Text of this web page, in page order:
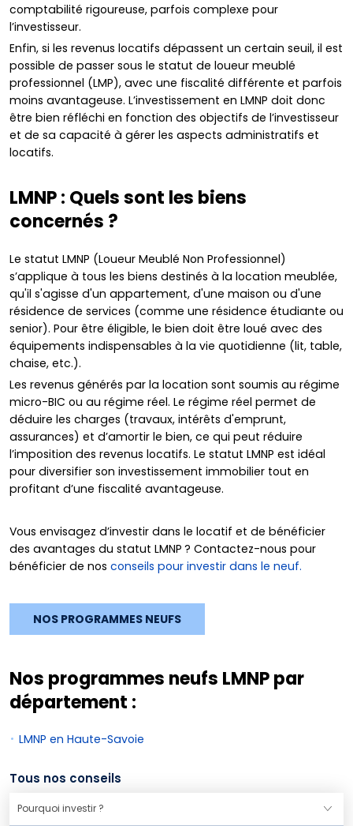
comptabilité rigoureuse, parfois complexe pour
l’investisseur.
Enfin, si les revenus locatifs dépassent un certain seuil, il est
possible de passer sous le statut de loueur meublé
professionnel (LMP), avec une fiscalité différente et parfois
moins avantageuse. L’investissement en LMNP doit donc
être bien réfléchi en fonction des objectifs de l’investisseur
et de sa capacité à gérer les aspects administratifs et
locatifs.
LMNP : Quels sont les biens
concernés ?
Le statut LMNP (Loueur Meublé Non Professionnel)
s’applique à tous les biens destinés à la location meublée,
qu'il s'agisse d'un appartement, d'une maison ou d'une
résidence de services (comme une résidence étudiante ou
senior). Pour être éligible, le bien doit être loué avec des
équipements indispensables à la vie quotidienne (lit, table,
chaise, etc.).
Les revenus générés par la location sont soumis au régime
micro-BIC ou au régime réel. Le régime réel permet de
déduire les charges (travaux, intérêts d'emprunt,
assurances) et d’amortir le bien, ce qui peut réduire
l’imposition des revenus locatifs. Le statut LMNP est idéal
pour diversifier son investissement immobilier tout en
profitant d’une fiscalité avantageuse.
Vous envisagez d’investir dans le locatif et de bénéficier
des avantages du statut LMNP ? Contactez-nous pour
bénéficier de nos conseils pour investir dans le neuf.
NOS PROGRAMMES NEUFS
Nos programmes neufs LMNP par
département :
LMNP en Haute-Savoie
Tous nos conseils
Pourquoi investir ?